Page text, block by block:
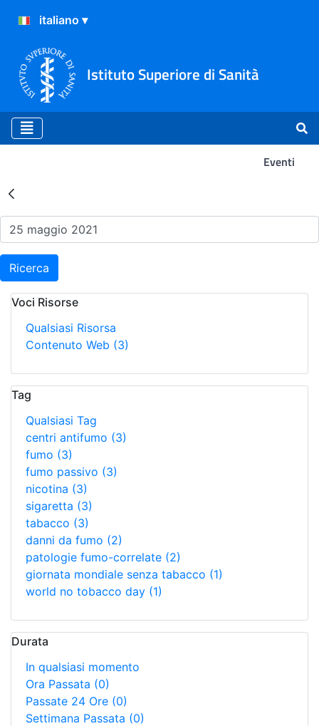
Istituto Superiore di Sanità
Eventi
Risultati della Ricerca -
Ricerca
Voci Risorse
Qualsiasi Risorsa
Contenuto Web (3)
Tag
Qualsiasi Tag
centri antifumo (3)
fumo (3)
fumo passivo (3)
nicotina (3)
sigaretta (3)
tabacco (3)
danni da fumo (2)
patologie fumo-correlate (2)
giornata mondiale senza tabacco (1)
world no tobacco day (1)
Durata
In qualsiasi momento
Ora Passata (0)
Passate 24 Ore (0)
Settimana Passata (0)